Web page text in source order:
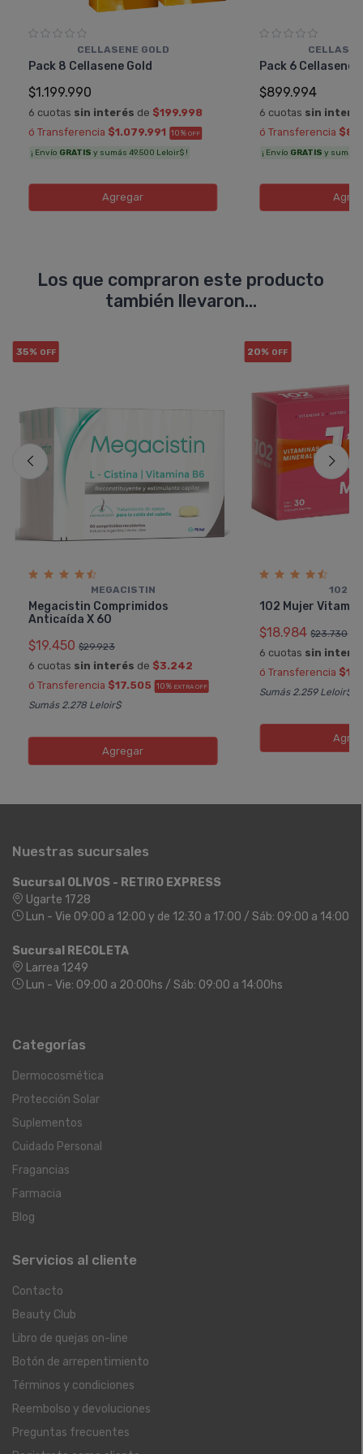
CELLASENE GOLD
Pack 8 Cellasene Gold
$1.199.990
6 cuotas sin interés de $199.998
ó Transferencia $1.079.991 10% OFF
¡ Envío GRATIS y sumás 49.500 Leloir$ !
Agregar
Pack 6 Cellasene
$899.994
6 cuotas sin
ó Transferencia
¡ Envío GRATIS y sumás
Los que compraron este producto
también llevaron...
35% OFF
MEGACISTIN
Megacistin Comprimidos
Anticaí­da X 60
$19.450 $29.923
6 cuotas sin interés de $3.242
ó Transferencia $17.505 10% EXTRA OFF
Sumás 2.278 Leloir$
Agregar
20% OFF
102
102 Mujer
$18.984 $23.730
6 cuotas sin
ó Transferencia
Sumás 2.259 Leloir$
Nuestras sucursales
Sucursal OLIVOS - RETIRO EXPRESS
Ugarte 1728
Lun - Vie 09:00 a 12:00 y de 12:30 a 17:00 / Sáb: 09:00 a 14:00
Sucursal RECOLETA
Larrea 1249
Lun - Vie: 09:00 a 20:00hs / Sáb: 09:00 a 14:00hs
Categorías
Dermocosmética
Protección Solar
Suplementos
Cuidado Personal
Fragancias
Farmacia
Blog
Servicios al cliente
Contacto
Beauty Club
Libro de quejas on-line
Botón de arrepentimiento
Términos y condiciones
Reembolso y devoluciones
Preguntas frecuentes